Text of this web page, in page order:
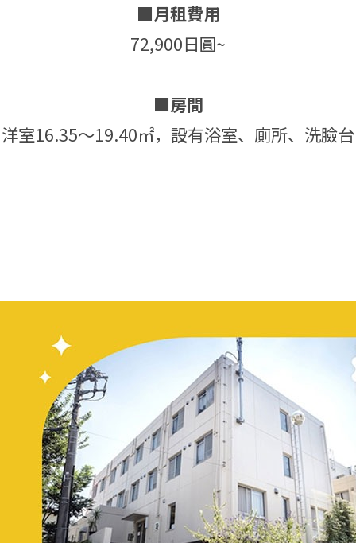
■月租費用
72,900日圓~
■房間
洋室16.35～19.40㎡，設有浴室、廁所、洗臉台